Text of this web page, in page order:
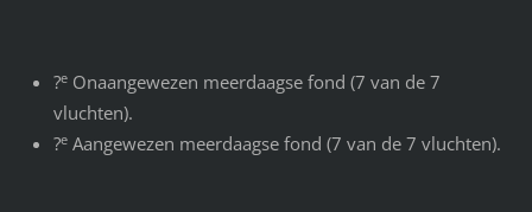
?eOnaangewezen meerdaagse fond (7 van de 7
vluchten).
?eAangewezen meerdaagse fond (7 van de 7 vluchten).